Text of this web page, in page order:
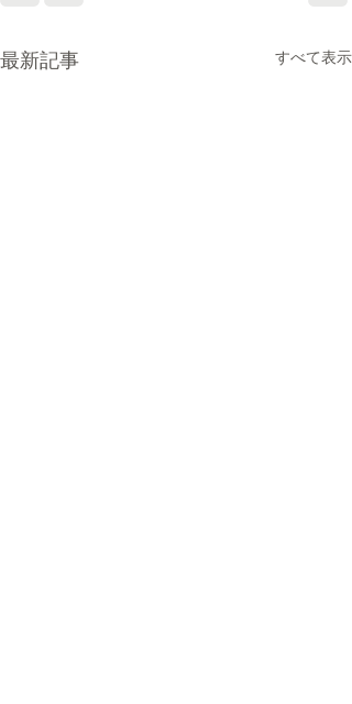
最新記事 すべて表示